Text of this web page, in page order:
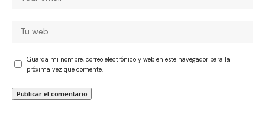
Guarda mi nombre, correo electrónico y web en este navegador para la
próxima vez que comente.